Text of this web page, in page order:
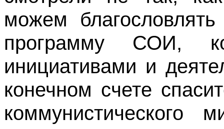
можем
программу СОИ,
инициативами и
конечном счете
коммунистического